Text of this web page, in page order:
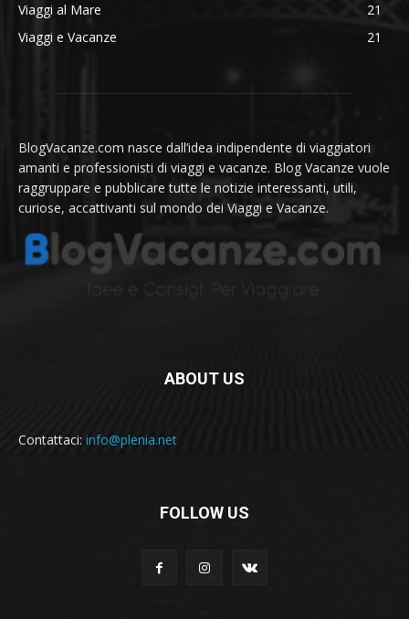
Viaggi al Mare
21
Viaggi e Vacanze
21
BlogVacanze.com nasce dall’idea indipendente di viaggiatori
amanti e professionisti di viaggi e vacanze. Blog Vacanze vuole
raggruppare e pubblicare tutte le notizie interessanti, utili,
curiose, accattivanti sul mondo dei Viaggi e Vacanze.
ABOUT US
Contattaci: info@plenia.net
FOLLOW US